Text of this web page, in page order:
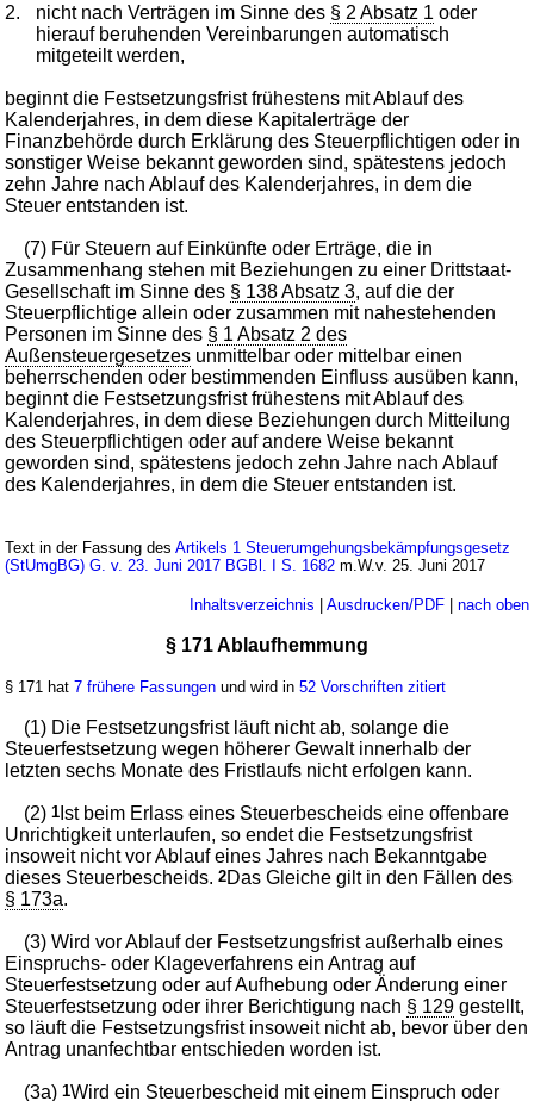
2. nicht nach Verträgen im Sinne des § 2 Absatz 1 oder
hierauf beruhenden Vereinbarungen automatisch
mitgeteilt werden,
beginnt die Festsetzungsfrist frühestens mit Ablauf des
Kalenderjahres, in dem diese Kapitalerträge der
Finanzbehörde durch Erklärung des Steuerpflichtigen oder in
sonstiger Weise bekannt geworden sind, spätestens jedoch
zehn Jahre nach Ablauf des Kalenderjahres, in dem die
Steuer entstanden ist.
(7) Für Steuern auf Einkünfte oder Erträge, die in
Zusammenhang stehen mit Beziehungen zu einer Drittstaat-
Gesellschaft im Sinne des § 138 Absatz 3, auf die der
Steuerpflichtige allein oder zusammen mit nahestehenden
Personen im Sinne des § 1 Absatz 2 des
Außensteuergesetzes unmittelbar oder mittelbar einen
beherrschenden oder bestimmenden Einfluss ausüben kann,
beginnt die Festsetzungsfrist frühestens mit Ablauf des
Kalenderjahres, in dem diese Beziehungen durch Mitteilung
des Steuerpflichtigen oder auf andere Weise bekannt
geworden sind, spätestens jedoch zehn Jahre nach Ablauf
des Kalenderjahres, in dem die Steuer entstanden ist.
Text in der Fassung desArtikels 1 Steuerumgehungsbekämpfungsgesetz
(StUmgBG) G. v. 23. Juni 2017 BGBl. I S. 1682 m.W.v. 25. Juni 2017
Inhaltsverzeichnis Ausdrucken/PDF| nach oben
§ 171 Ablaufhemmung
§ 171 hat7 frühere Fassungen und wird in52 Vorschriften zitiert
(1) Die Festsetzungsfrist läuft nicht ab, solange die
Steuerfestsetzung wegen höherer Gewalt innerhalb der
letzten sechs Monate des Fristlaufs nicht erfolgen kann.
(2)1 Ist beim Erlass eines Steuerbescheids eine offenbare
Unrichtigkeit unterlaufen, so endet die Festsetzungsfrist
insoweit nicht vor Ablauf eines Jahres nach Bekanntgabe
dieses Steuerbescheids.2Das Gleiche gilt in den Fällen des
§ 173a.
(3) Wird vor Ablauf der Festsetzungsfrist außerhalb eines
Einspruchs- oder Klageverfahrens ein Antrag auf
Steuerfestsetzung oder auf Aufhebung oder Änderung einer
Steuerfestsetzung oder ihrer Berichtigung nach § 129 gestellt,
so läuft die Festsetzungsfrist insoweit nicht ab, bevor über den
Antrag unanfechtbar entschieden worden ist.
(3a)1Wird ein Steuerbescheid mit einem Einspruch oder